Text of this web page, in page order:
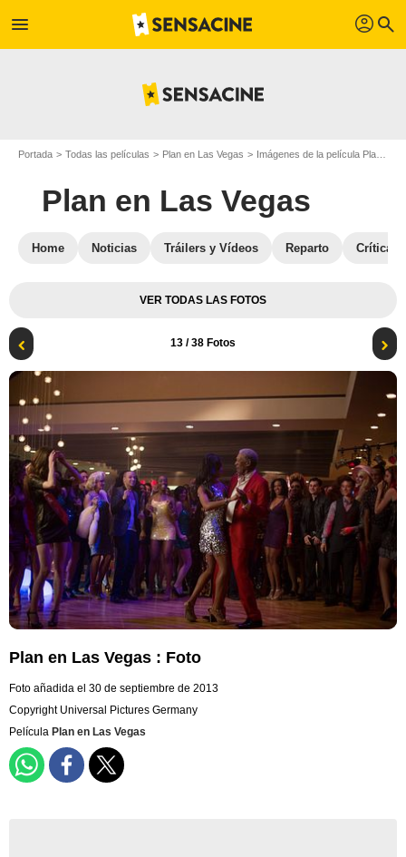
menu profil search
Portada Todas las películas Plan en Las Vegas Imágenes de la película Plan en Las Vegas
Plan en Las Vegas
Home Noticias Tráilers y Vídeos Reparto Críticas
VER TODAS LAS FOTOS
13 / 38 Fotos
Plan en Las Vegas : Foto
Foto añadida el 30 de septiembre de 2013
Copyright Universal Pictures Germany
Película Plan en Las Vegas